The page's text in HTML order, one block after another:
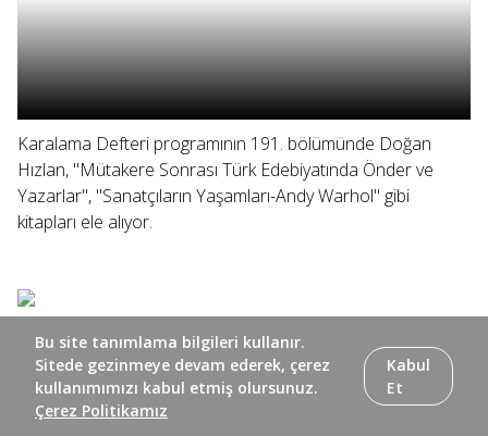
Karalama Defteri programının 191. bölümünde Doğan
Hızlan, "Mütakere Sonrası Türk Edebiyatında Önder ve
Yazarlar", "Sanatçıların Yaşamları-Andy Warhol" gibi
kitapları ele alıyor.
Bu site tanımlama bilgileri kullanır.
Sitede gezinmeye devam ederek, çerez
kullanımımızı kabul etmiş olursunuz.
Çerez Politikamız
Kabul
Et